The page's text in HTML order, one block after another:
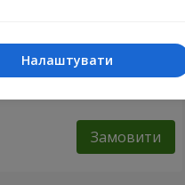
Замовити
Налаштувати